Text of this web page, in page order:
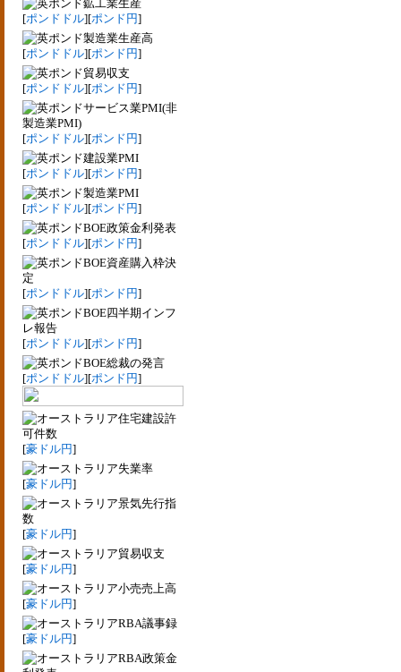
鉱工業生産
[ポンドドル][ポンド円]
製造業生産高
[ポンドドル][ポンド円]
貿易収支
[ポンドドル][ポンド円]
サービス業PMI(非
製造業PMI)
[ポンドドル][ポンド円]
建設業PMI
[ポンドドル][ポンド円]
製造業PMI
[ポンドドル][ポンド円]
BOE政策金利発表
[ポンドドル][ポンド円]
BOE資産購入枠決
定
[ポンドドル][ポンド円]
BOE四半期インフ
レ報告
[ポンドドル][ポンド円]
BOE総裁の発言
[ポンドドル][ポンド円]
住宅建設許
可件数
[豪ドル円]
失業率
[豪ドル円]
景気先行指
数
[豪ドル円]
貿易収支
[豪ドル円]
小売売上高
[豪ドル円]
RBA議事録
[豪ドル円]
RBA政策金